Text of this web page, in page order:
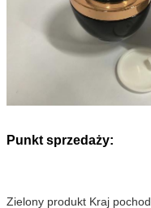
Punkt sprzedaży:
Zielony produkt Kraj